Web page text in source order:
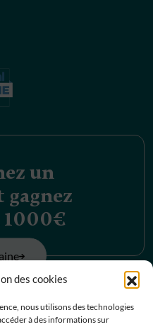
des cookies
nous utilisons des technologies
à des informations sur
un
gagnez
1000€
nos